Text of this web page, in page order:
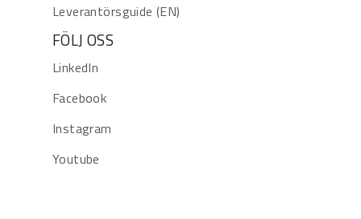
Leverantörsguide (EN)
FÖLJ OSS
LinkedIn
Facebook
Instagram
Youtube